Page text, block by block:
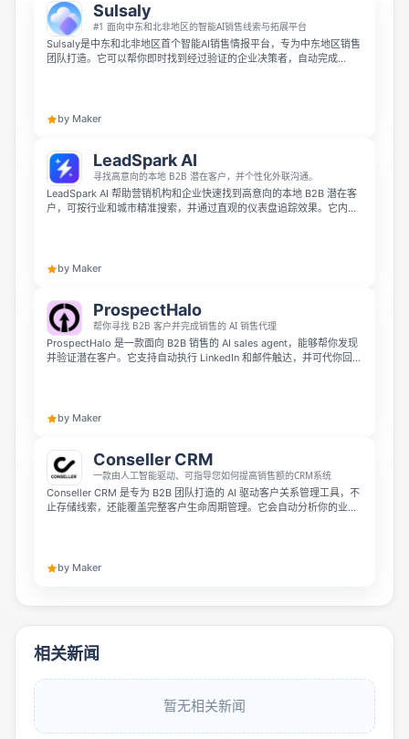
Sulsaly
#1 面向中东和北非地区的智能AI销售线索与拓展平台
Sulsaly是中东和北非地区首个智能AI销售情报平台，专为中东地区销售
团队打造。它可以帮你即时找到经过验证的企业决策者，自动完成
by Maker
LeadSpark AI
寻找高意向的本地 B2B 潜在客户，并个性化外联沟通。
LeadSpark AI 帮助营销机构和企业快速找到高意向的本地 B2B 潜在客
户，可按行业和城市精准搜索，并通过直观的仪表盘追踪效果。它内置
by Maker
ProspectHalo
帮你寻找 B2B 客户并完成销售的 AI 销售代理
ProspectHalo 是一款面向 B2B 销售的 AI sales agent，能够帮你发现
并验证潜在客户。它支持自动执行 LinkedIn 和邮件触达，并可代你回复
by Maker
Conseller CRM
一款由人工智能驱动、可指导您如何提高销售额的CRM系统
Conseller CRM 是专为 B2B 团队打造的 AI 驱动客户关系管理工具，不
止存储线索，还能覆盖完整客户生命周期管理。它会自动分析你的业务
by Maker
相关新闻
暂无相关新闻